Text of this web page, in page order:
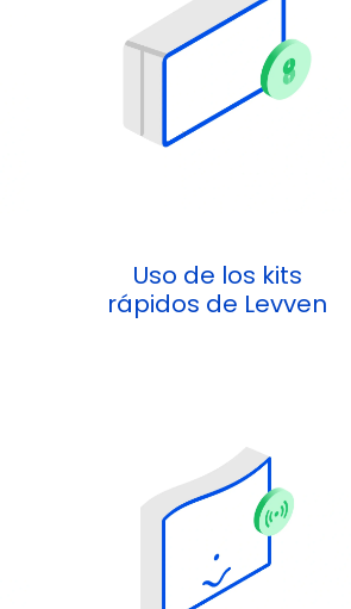
Uso de los kits
rápidos de Levven